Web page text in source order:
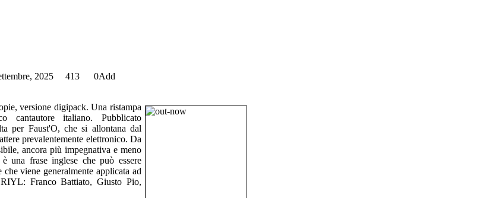
2025 413 0Add
versione digipack. Una ristampa
cantautore italiano. Pubblicato
per Faust'O, che si allontana dal
prevalentemente elettronico. Da
ancora più impegnativa e meno
una frase inglese che può essere
viene generalmente applicata ad
Franco Battiato, Giusto Pio,